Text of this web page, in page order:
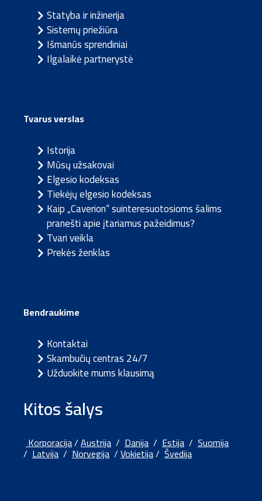
Statyba ir inžinerija
Sistemų priežiūra
Išmanūs sprendiniai
Ilgalaikė partnerystė
Tvarus verslas
Istorija
Mūsų užsakovai
Elgesio kodeksas
Tiekėjų elgesio kodeksas
Kaip „Caverion“ suinteresuotosioms šalims
pranešti apie įtariamus pažeidimus?
Tvari veikla
Prekės ženklas
Bendraukime
Kontaktai
Skambučių centras 24/7
Užduokite mums klausimą
Kitos šalys
Korporacija/Austrija / Danija / Estija / Suomija
/ Latvija / Norvegija /Vokietija/ Švedija